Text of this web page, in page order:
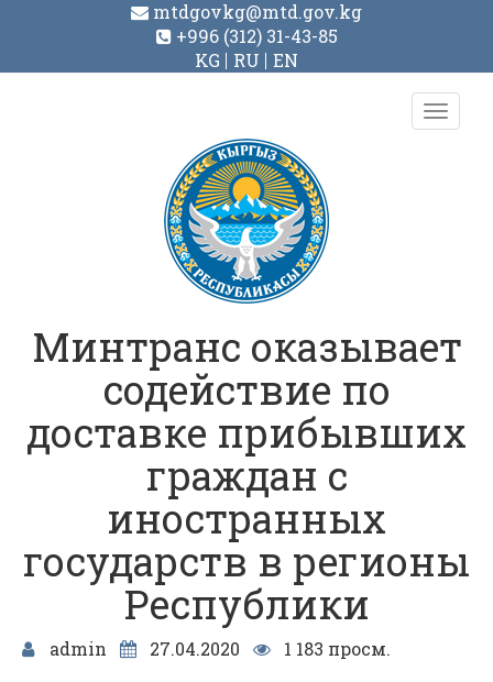
mtdgovkg@mtd.gov.kg
+996 (312) 31-43-85
KG
RU EN
Toggle
Минтранс оказывает
содействие по
доставке прибывших
граждан с
иностранных
государств в регионы
Республики
admin 27.04.2020
1 183 просм.